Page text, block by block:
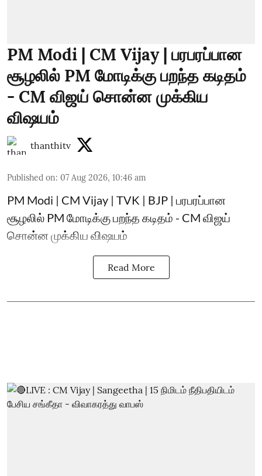
PM Modi | CM Vijay | பரபரப்பான
சூழலில் PM மோடிக்கு பறந்த கடிதம்
- CM விஜய் சொன்ன முக்கிய
விஷயம்
thanthitv
Published on: 07 Aug 2026, 10:46 am
PM Modi | CM Vijay | TVK | BJP | பரபரப்பான
சூழலில் PM மோடிக்கு பறந்த கடிதம் - CM விஜய்
சொன்ன முக்கிய விஷயம்
Read More